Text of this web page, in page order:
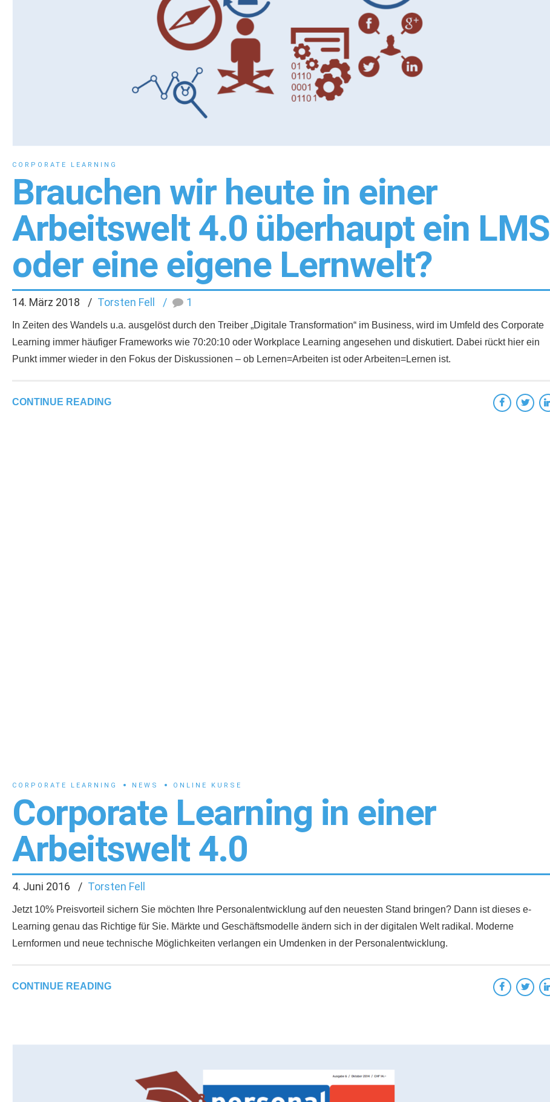
CORPORATE LEARNING
Brauchen wir heute in einer
Arbeitswelt 4.0 überhaupt ein LMS
oder eine eigene Lernwelt?
14. März 2018 Torsten Fell 1
In Zeiten des Wandels u.a. ausgelöst durch den Treiber „Digitale Transformation“ im Business, wird im Umfeld des Corporate
Learning immer häufiger Frameworks wie 70:20:10 oder Workplace Learning angesehen und diskutiert. Dabei rückt hier ein
Punkt immer wieder in den Fokus der Diskussionen – ob Lernen=Arbeiten ist oder Arbeiten=Lernen ist.
CONTINUE READING
CORPORATE LEARNING NEWS ONLINE KURSE
Corporate Learning in einer
Arbeitswelt 4.0
4. Juni 2016 Torsten Fell
Jetzt 10% Preisvorteil sichern Sie möchten Ihre Personalentwicklung auf den neuesten Stand bringen? Dann ist dieses e-
Learning genau das Richtige für Sie. Märkte und Geschäftsmodelle ändern sich in der digitalen Welt radikal. Moderne
Lernformen und neue technische Möglichkeiten verlangen ein Umdenken in der Personalentwicklung.
CONTINUE READING